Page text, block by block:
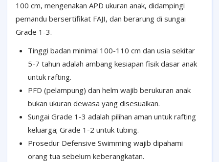
100 cm, mengenakan APD ukuran anak, didampingi
pemandu bersertifikat FAJI, dan berarung di sungai
Grade 1-3.
Tinggi badan minimal 100-110 cm dan usia sekitar
5-7 tahun adalah ambang kesiapan fisik dasar anak
untuk rafting.
PFD (pelampung) dan helm wajib berukuran anak
bukan ukuran dewasa yang disesuaikan.
Sungai Grade 1-3 adalah pilihan aman untuk rafting
keluarga; Grade 1-2 untuk tubing.
Prosedur Defensive Swimming wajib dipahami
orang tua sebelum keberangkatan.